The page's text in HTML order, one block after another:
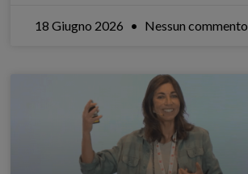
18 Giugno 2026 Nessun commento